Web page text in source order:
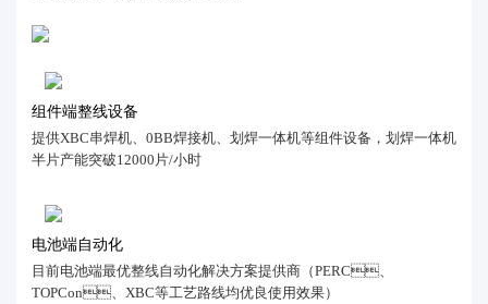
组件端整线设备
提供XBC串焊机、0BB焊接机、划焊一体机等组件设备，划焊一体机
半片产能突破12000片/小时
电池端自动化
目前电池端最优整线自动化解决方案提供商（PERC、
TOPCon、XBC等工艺路线均优良使用效果）